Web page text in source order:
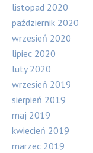
listopad 2020
październik 2020
wrzesień 2020
lipiec 2020
luty 2020
wrzesień 2019
sierpień 2019
maj 2019
kwiecień 2019
marzec 2019